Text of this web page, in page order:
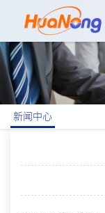
新闻中心